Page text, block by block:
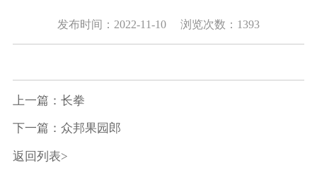
发布时间：2022-11-10 浏览次数：1393
上一篇：长拳
下一篇：众邦果园郎
返回列表>